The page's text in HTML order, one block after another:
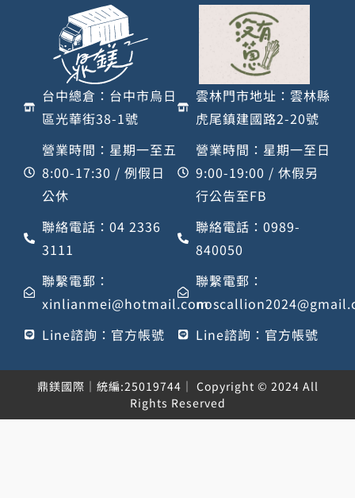
台中總倉：台中市烏日
區光華街38-1號
營業時間：星期一至五
8:00-17:30 / 例假日
公休
聯絡電話：04 2336
3111
聯繫電郵：
xinlianmei@hotmail.com
Line諮詢：官方帳號
雲林門市地址：雲林縣
虎尾鎮建國路2-20號
營業時間：星期一至日
9:00-19:00 / 休假另
行公告至FB
聯絡電話：0989-
840050
聯繫電郵：
Line諮詢：官方帳號
鼎鎂國際｜統編:25019744｜ Copyright © 2024 All
Rights Reserved